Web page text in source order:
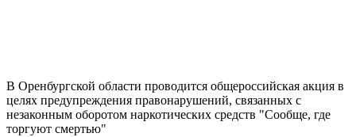
В Оренбургской области проводится общероссийская акция в
целях предупреждения правонарушений, связанных с
незаконным оборотом наркотических средств "Сообще, где
торгуют смертью"